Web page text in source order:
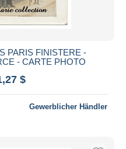
PARIS FINISTERE -
- CARTE PHOTO
$
Gewerblicher Händler